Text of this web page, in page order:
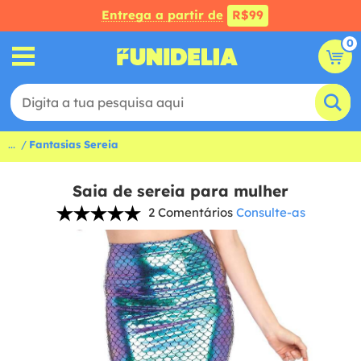
Entrega a partir de R$99
0
... Fantasias Sereia
Saia de sereia para mulher
2 Comentários Consulte-as